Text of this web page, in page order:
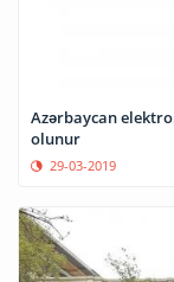
Azərbaycan
olunur
29-03-2019